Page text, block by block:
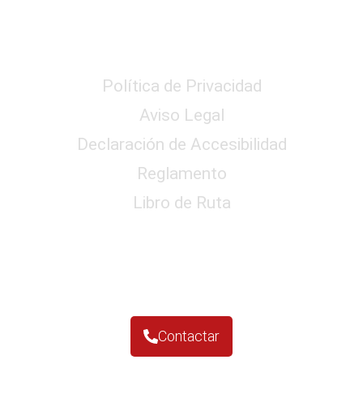
Política de Privacidad
Aviso Legal
Declaración de Accesibilidad
Reglamento
Libro de Ruta
Contactar